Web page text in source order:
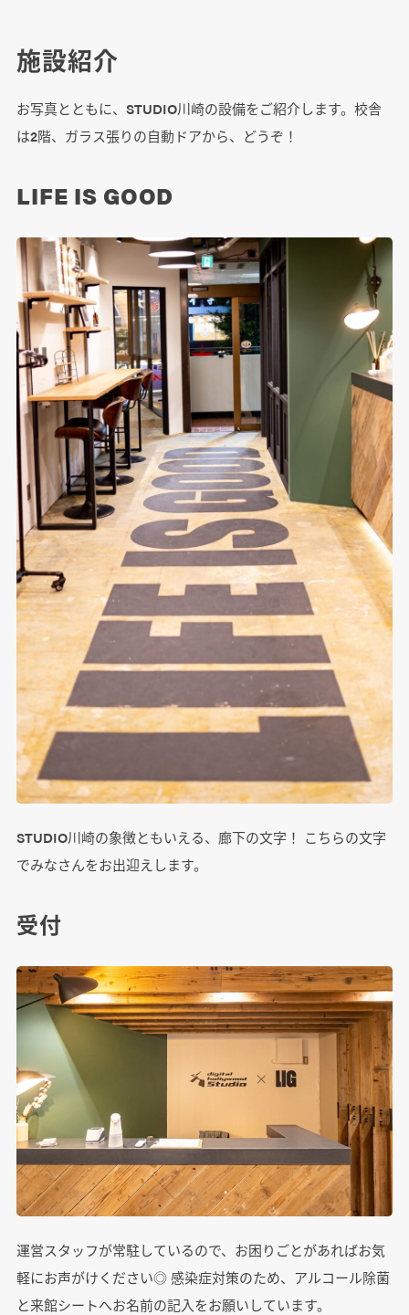
施設紹介
お写真とともに、STUDIO川崎の設備をご紹介します。校舎
は2階、ガラス張りの自動ドアから、どうぞ！
LIFE IS GOOD
STUDIO川崎の象徴ともいえる、廊下の文字！ こちらの文字
でみなさんをお出迎えします。
受付
運営スタッフが常駐しているので、お困りごとがあればお気
軽にお声がけください◎ 感染症対策のため、アルコール除菌
と来館シートへお名前の記入をお願いしています。